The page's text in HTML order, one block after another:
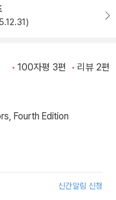
100자평 3편 리뷰 2편
Fourth Edition
신간알림 신청